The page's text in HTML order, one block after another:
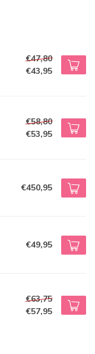
€47,80
€43,95
€58,80
€53,95
€450,95
€49,95
€63,75
€57,95